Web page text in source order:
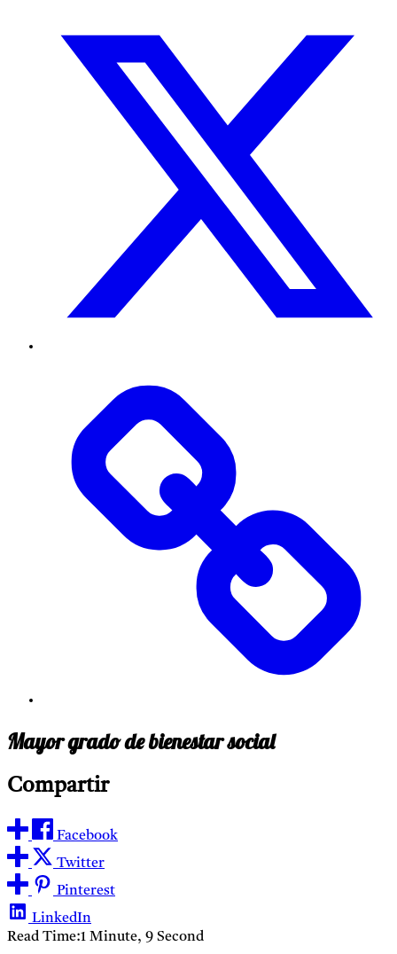
Mayor grado de bienestar social
Compartir
Facebook
Twitter
Pinterest
LinkedIn
Read Time:1 Minute, 9 Second